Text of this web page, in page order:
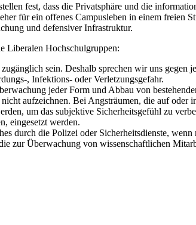
fest, dass die Privatsphäre und die
für ein offenes Campusleben in einem freien
und defensiver Infrastruktur.
Liberalen Hochschulgruppen:
sein. Deshalb sprechen wir uns
, Infektions- oder Verletzungsgefahr.
jeder Form und Abbau von
nicht aufzeichnen. Bei Angsträumen, die auf
um das subjektive Sicherheitsgefühl zu
eingesetzt werden.
durch die Polizei oder Sicherheitsdienste,
zur Überwachung von wissenschaftlichen